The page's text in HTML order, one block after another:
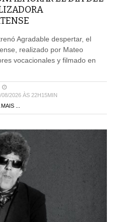
Agradable despertar, el
realizado por Mateo
vocacionales y filmado en
2026 ÀS 22H15MIN
MAIS ...